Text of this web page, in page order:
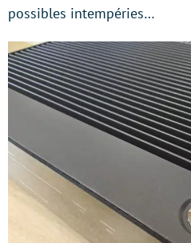
possibles intempéries…